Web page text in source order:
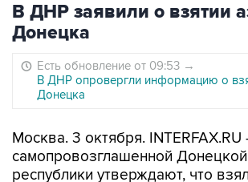
В ДНР заявили о взятии
Донецка
Есть обновление от 09:53 →
В ДНР опровергли информацию о
Донецка
Москва. 3 октября.
самопровозглашенной
республики утверждают, что